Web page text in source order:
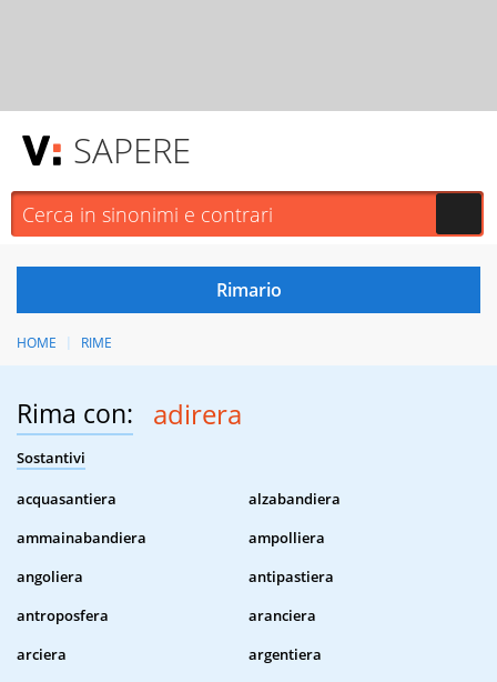
SAPERE
HOME RIME
Rima con: adirera
Sostantivi
acquasantiera
alzabandiera
ammainabandiera
ampolliera
angoliera
antipastiera
antroposfera
aranciera
arciera
argentiera